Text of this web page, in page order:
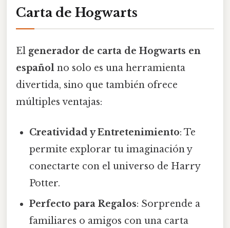
Carta de Hogwarts
El generador de carta de Hogwarts en
español no solo es una herramienta
divertida, sino que también ofrece
múltiples ventajas:
Creatividad y Entretenimiento: Te
permite explorar tu imaginación y
conectarte con el universo de Harry
Potter.
Perfecto para Regalos: Sorprende a
familiares o amigos con una carta